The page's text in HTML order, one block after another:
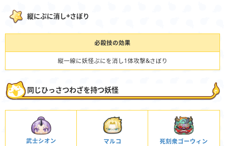
縦にぷに消し+さぼり
必殺技の効果
縦一線に妖怪ぷにを消し1体攻撃&さぼり
同じひっさつわざを持つ妖怪
武士シオン マルコ 死刻衆ゴーウィン